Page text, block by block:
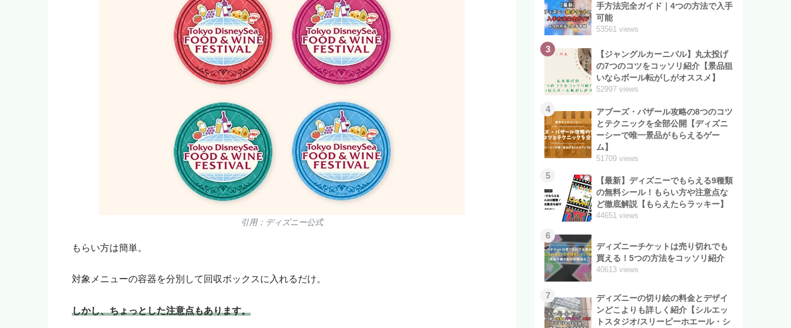
引用：ディズニー公式
もらい方は簡単。
対象メニューの容器を分別して回収ボックスに入れるだけ。
しかし、ちょっとした注意点もあります。
手方法完全ガイド｜4つの方法で入手
可能
53561 views
3
【ジャングルカーニバル】丸太投げ
の7つのコツをコッソリ紹介【景品狙
いならボール転がしがオススメ】
52997 views
4
アブーズ・バザール攻略の8つのコツ
とテクニックを全部公開【ディズニ
ーシーで唯一景品がもらえるゲー
ム】
51709 views
5
【最新】ディズニーでもらえる9種類
の無料シール！もらい方や注意点な
ど徹底解説【もらえたらラッキー】
44651 views
6
ディズニーチケットは売り切れでも
買える！5つの方法をコッソリ紹介
40613 views
7
ディズニーの切り絵の料金とデザイ
ンどこよりも詳しく紹介【シルエッ
トスタジオ/スリーピーホエール・シ